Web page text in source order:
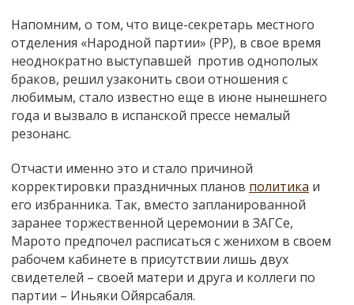
Напомним, о том, что вице-секретарь местного
отделения «Народной партии» (PP), в свое время
неоднократно выступавшей против однополых
браков, решил узаконить свои отношения с
любимым, стало известно еще в июне нынешнего
года и вызвало в испанской прессе немалый
резонанс.
Отчасти именно это и стало причиной
корректировки праздничных планов политика и
его избранника. Так, вместо запланированной
заранее торжественной церемонии в ЗАГСе,
Марото предпочел расписаться с женихом в своем
рабочем кабинете в присутствии лишь двух
свидетелей – своей матери и друга и коллеги по
партии – Иньяки Ойярсабаля.